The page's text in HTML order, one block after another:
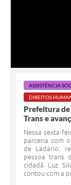
ASSISTÊNCIA
DIREITOS
Prefeitura
Trans e
Nessa sexta-
parceria com
de Ladário,
pessoa trans
cidadã Luz
contou com a